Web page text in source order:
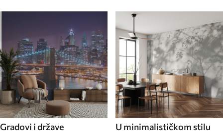
Gradovi i države U minimalističkom stilu